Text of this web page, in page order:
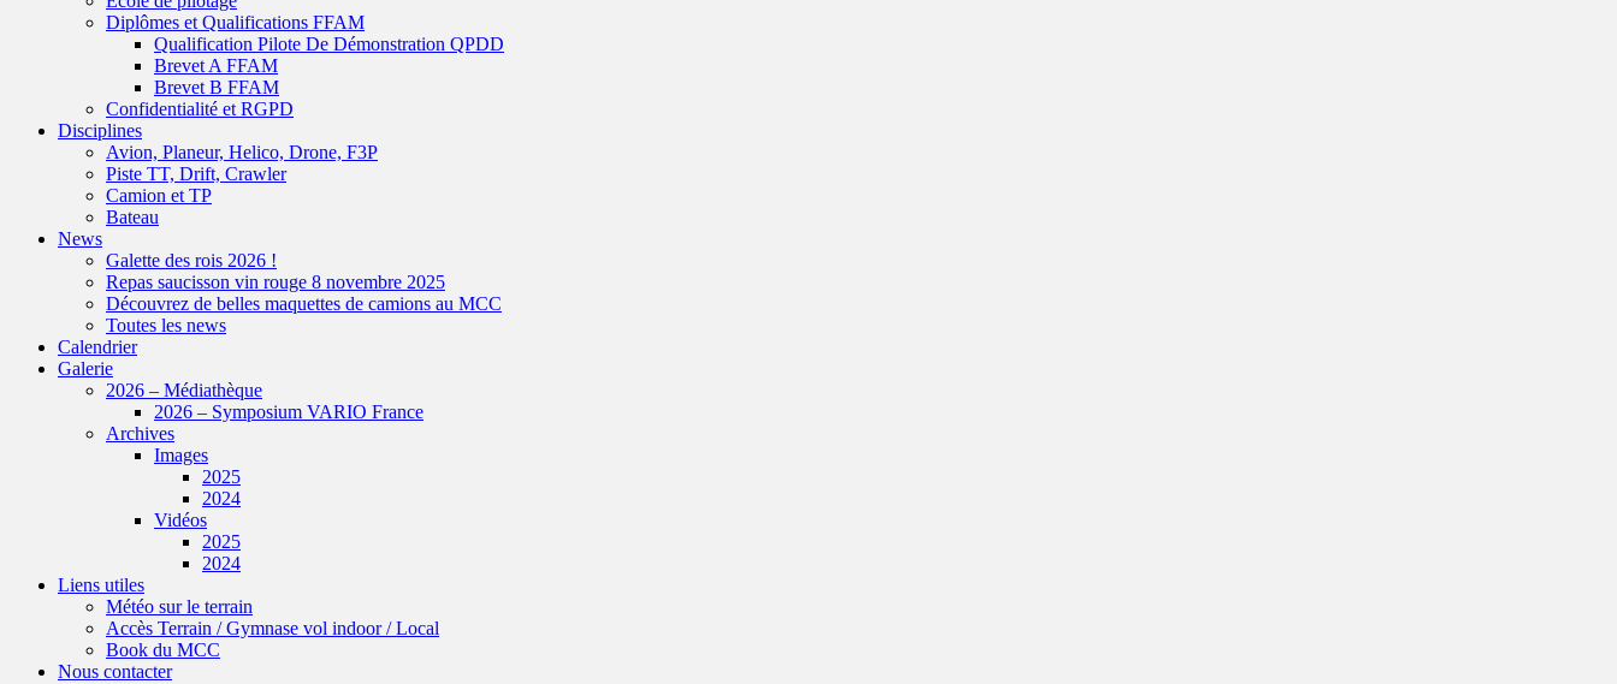
Diplômes et Qualifications FFAM
Qualification Pilote De Démonstration QPDD
Brevet A FFAM
Brevet B FFAM
Confidentialité et RGPD
Disciplines
Avion, Planeur, Helico, Drone, F3P
Piste TT, Drift, Crawler
Camion et TP
Bateau
News
Galette des rois 2026 !
Repas saucisson vin rouge 8 novembre 2025
Découvrez de belles maquettes de camions au MCC
Toutes les news
Calendrier
Galerie
2026 – Médiathèque
2026 – Symposium VARIO France
Archives
Images
2025
2024
Vidéos
2025
2024
Liens utiles
Météo sur le terrain
Accès Terrain / Gymnase vol indoor / Local
Book du MCC
Nous contacter